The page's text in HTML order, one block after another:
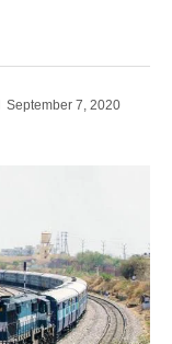
September 7, 2020